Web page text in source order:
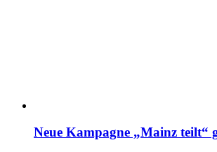
Neue Kampagne „Mainz teilt“